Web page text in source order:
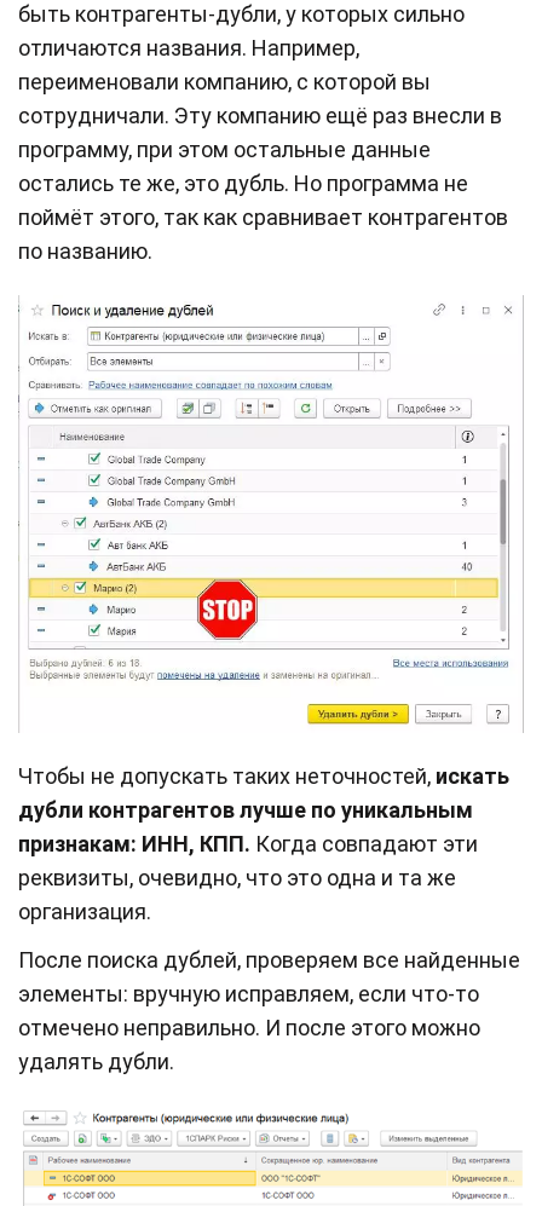
быть контрагенты-дубли, у которых сильно
отличаются названия. Например,
переименовали компанию, с которой вы
сотрудничали. Эту компанию ещё раз внесли в
программу, при этом остальные данные
остались те же, это дубль. Но программа не
поймёт этого, так как сравнивает контрагентов
по названию.
Чтобы не допускать таких неточностей, искать
дубли контрагентов лучше по уникальным
признакам: ИНН, КПП. Когда совпадают эти
реквизиты, очевидно, что это одна и та же
организация.
После поиска дублей, проверяем все найденные
элементы: вручную исправляем, если что-то
отмечено неправильно. И после этого можно
удалять дубли.